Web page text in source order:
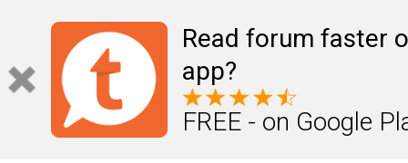
Read forum faster
app?
FREE - on Google